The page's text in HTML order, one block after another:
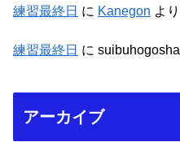
練習最終日 に Kanegon より
練習最終日 に suibuhogosha
アーカイブ